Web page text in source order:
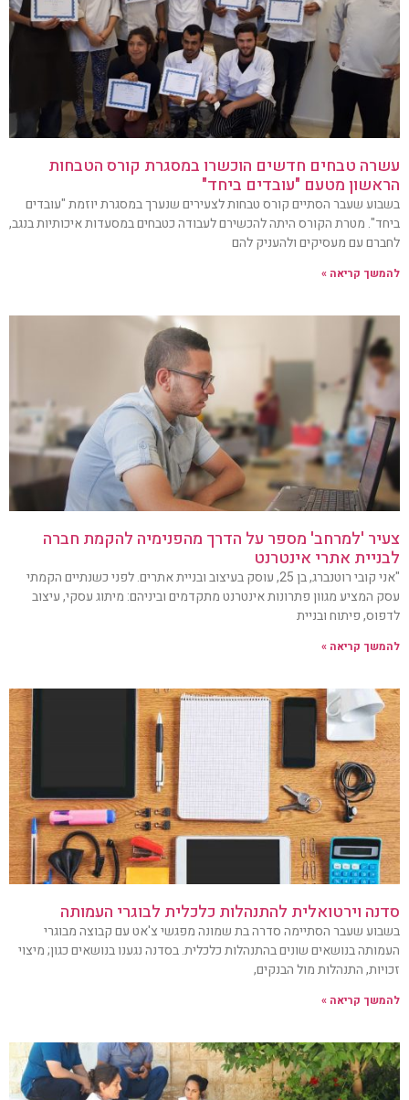
עשרה טבחים חדשים הוכשרו במסגרת קורס הטבחות
הראשון מטעם "עובדים ביחד"
בשבוע שעבר הסתיים קורס טבחות לצעירים שנערך במסגרת יוזמת "עובדים
ביחד". מטרת הקורס היתה להכשירם לעבודה כטבחים במסעדות איכותיות בנגב,
לחברם עם מעסיקים ולהעניק להם
להמשך קריאה »
צעיר 'למרחב' מספר על הדרך מהפנימיה להקמת חברה
לבניית אתרי אינטרנט
"אני קובי רוטנברג, בן 25, עוסק בעיצוב ובניית אתרים. לפני כשנתיים הקמתי
עסק המציע מגוון פתרונות אינטרנט מתקדמים וביניהם: מיתוג עסקי, עיצוב
לדפוס, פיתוח ובניית
להמשך קריאה »
סדנה וירטואלית להתנהלות כלכלית לבוגרי העמותה
בשבוע שעבר הסתיימה סדרה בת שמונה מפגשי צ'אט עם קבוצה מבוגרי
העמותה בנושאים שונים בהתנהלות כלכלית. בסדנה נגענו בנושאים כגון; מיצוי
זכויות, התנהלות מול הבנקים,
להמשך קריאה »